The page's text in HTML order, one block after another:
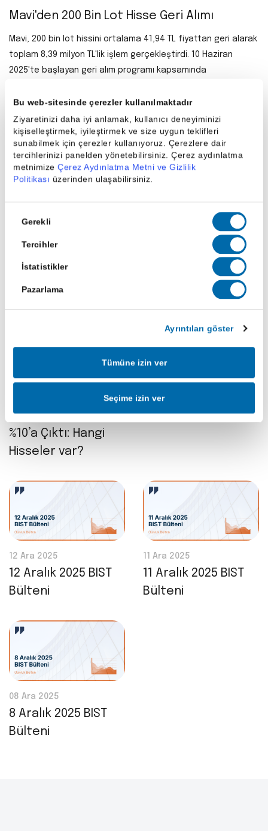
Bu web-sitesinde çerezler kullanılmaktadır
Ziyaretinizi daha iyi anlamak, kullanıcı deneyiminizi
kişiselleştirmek, iyileştirmek ve size uygun teklifleri
sunabilmek için çerezler kullanıyoruz. Çerezlere dair
tercihlerinizi panelden yönetebilirsiniz. Çerez aydınlatma
metnimize Çerez Aydınlatma Metni ve Gizlilik
Politikası üzerinden ulaşabilirsiniz.
Seçimi
Gerekli
Tercihler
İstatistikler
Pazarlama
Ayrıntıları göster
Tümüne izin ver
Seçime izin ver
Mavi'den 200 Bin Lot Hisse Geri Alımı
Mavi, 200 bin lot hissini ortalama 41,94 TL fiyattan geri alarak
toplam 8,39 milyon TL'lik işlem gerçekleştirdi. 10 Haziran
2025'te başlayan geri alım programı kapsamında
toplam limiti 79 milyon his ve 1 milyar TL fon büyüklüğü ile
sınırlıdır. Geri alımlar, his değeri destekleme stratejisinin bir
parçası olarak sürdürülüyor.
Paylaş
Son Haberler
BlackRock’ın
Hisselerinin Payı
%10’a Çıktı: Hangi
Hisseler var?
15 Ara 2025
15 Aralık 2025 BIST
Bülteni
12 Ara 2025
12 Aralık 2025 BIST
Bülteni
11 Ara 2025
11 Aralık 2025 BIST
Bülteni
08 Ara 2025
8 Aralık 2025 BIST
Bülteni